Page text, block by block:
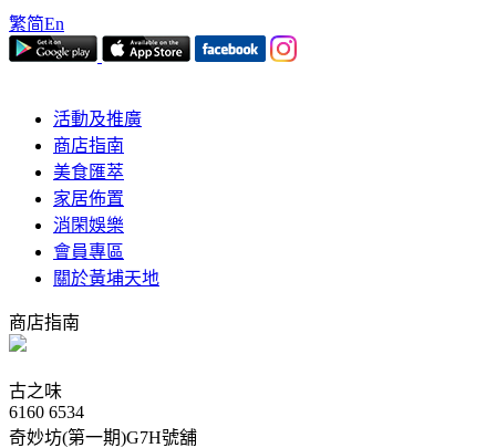
繁简En
活動及推廣
商店指南
美食匯萃
家居佈置
消閑娛樂
會員專區
關於黃埔天地
商店指南
古之味
6160 6534
奇妙坊(第一期)G7H號舖